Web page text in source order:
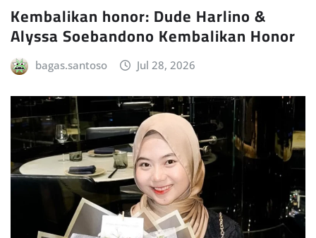
Kembalikan honor: Dude Harlino &
Alyssa Soebandono Kembalikan Honor
bagas.santoso Jul 28, 2026